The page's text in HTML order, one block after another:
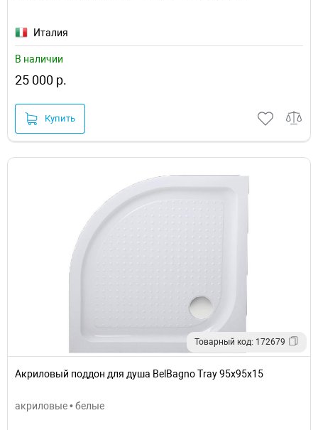
Италия
В наличии
25 000 р.
Купить
Товарный код: 172679
Акриловый поддон для душа BelBagno Tray 95x95x15
акриловые • белые